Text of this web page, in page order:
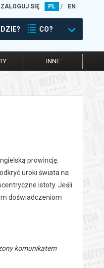
ZALOGUJ SIĘ PL / EN
CO?
INNE
prowincję.
uroki świata na
istoty. Jeśli
doświadczeniom
komunikatem